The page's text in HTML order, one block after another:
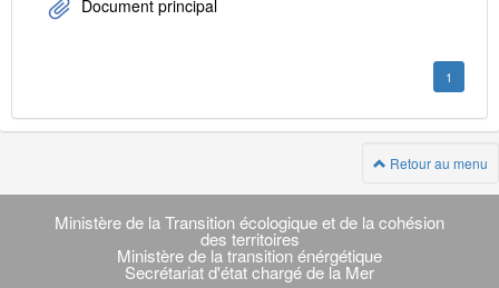
Document principal
1
Retour au menu
Navigation
transverse
Ministère de la Transition écologique et de la cohésion
des territoires
Ministère de la transition énérgétique
Secrétariat d'état chargé de la Mer